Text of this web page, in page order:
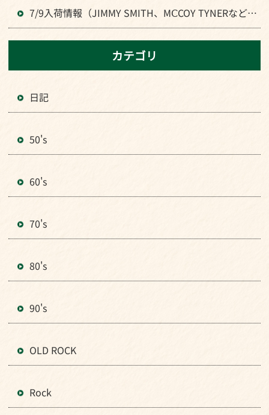
7/9入荷情報（JIMMY SMITH、MⅭCOY TYNERなどJ
AZZの人気LPが入荷）
カテゴリ
日記
50's
60's
70's
80's
90's
OLD ROCK
Rock